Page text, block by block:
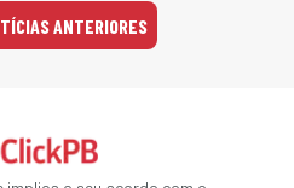
ANTERIORES